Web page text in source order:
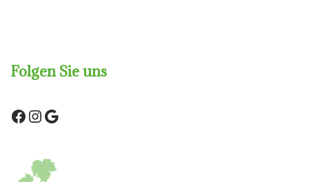
Folgen Sie uns